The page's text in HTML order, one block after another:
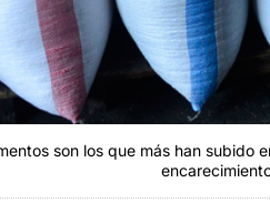
son los que más han